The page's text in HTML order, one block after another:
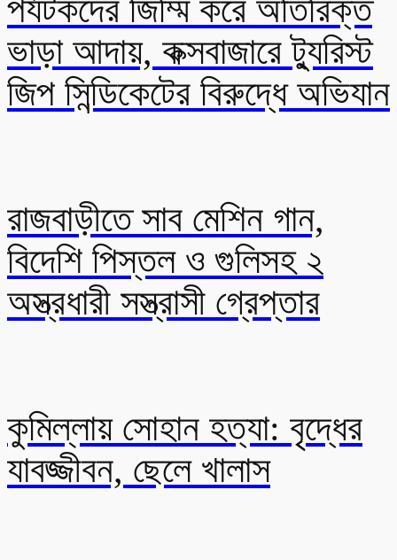
পর্যটকদের জিম্মি করে অতিরিক্ত
ভাড়া আদায়, কক্সবাজারে ট্যুরিস্ট
জিপ সিন্ডিকেটের বিরুদ্ধে অভিযান
রাজবাড়ীতে সাব মেশিন গান,
বিদেশি পিস্তল ও গুলিসহ ২
অস্ত্রধারী সস্ত্রাসী গ্রেপ্তার
কুমিল্লায় সোহান হত্যা: বৃদ্ধের
যাবজ্জীবন, ছেলে খালাস